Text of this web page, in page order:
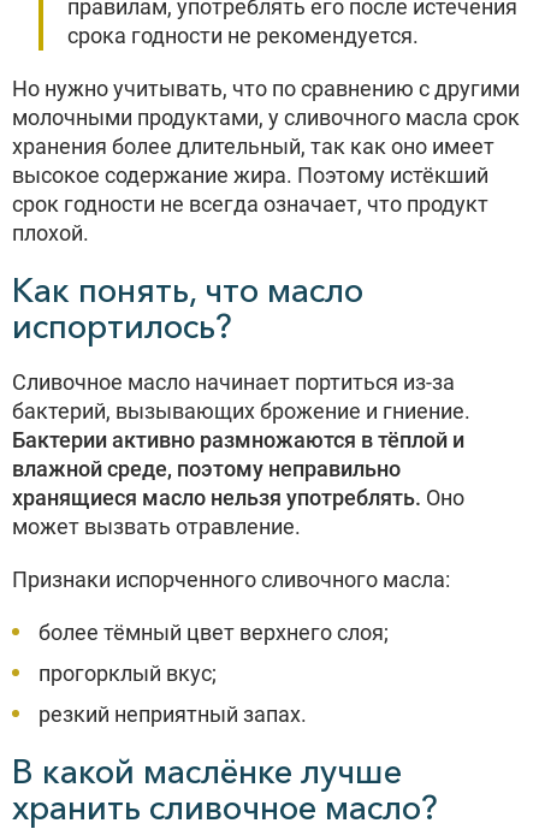
правилам, употреблять его после истечения
срока годности не рекомендуется.
Но нужно учитывать, что по сравнению с другими
молочными продуктами, у сливочного масла срок
хранения более длительный, так как оно имеет
высокое содержание жира. Поэтому истёкший
срок годности не всегда означает, что продукт
плохой.
Как понять, что масло
испортилось?
Сливочное масло начинает портиться из-за
бактерий, вызывающих брожение и гниение.
Бактерии активно размножаются в тёплой и
влажной среде, поэтому неправильно
хранящиеся масло нельзя употреблять. Оно
может вызвать отравление.
Признаки испорченного сливочного масла:
более тёмный цвет верхнего слоя;
прогорклый вкус;
резкий неприятный запах.
В какой маслёнке лучше
хранить сливочное масло?